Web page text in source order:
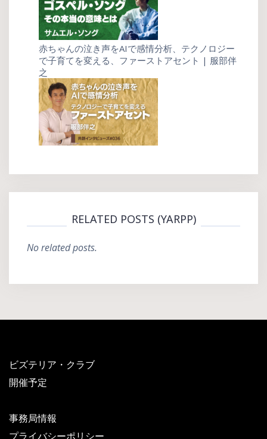
赤ちゃんの泣き声をAIで感情分析、テクノロジー
で子育てを変える、ファーストアセント | 服部伴
之
RELATED POSTS (YARPP)
No related posts.
ビズテリア・クラブ
開催予定
事務局情報
プライバシーポリシー